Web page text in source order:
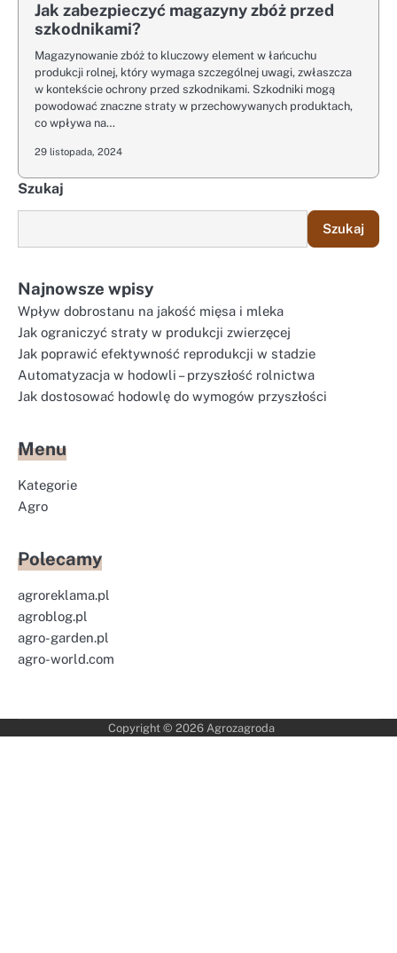
Jak zabezpieczyć magazyny zbóż przed
szkodnikami?
Magazynowanie zbóż to kluczowy element w łańcuchu
produkcji rolnej, który wymaga szczególnej uwagi, zwłaszcza
w kontekście ochrony przed szkodnikami. Szkodniki mogą
powodować znaczne straty w przechowywanych produktach,
co wpływa na…
29 listopada, 2024
Szukaj
Szukaj
Najnowsze wpisy
Wpływ dobrostanu na jakość mięsa i mleka
Jak ograniczyć straty w produkcji zwierzęcej
Jak poprawić efektywność reprodukcji w stadzie
Automatyzacja w hodowli – przyszłość rolnictwa
Jak dostosować hodowlę do wymogów przyszłości
Menu
Kategorie
Agro
Polecamy
agroreklama.pl
agroblog.pl
agro-garden.pl
agro-world.com
Copyright © 2026 Agrozagroda